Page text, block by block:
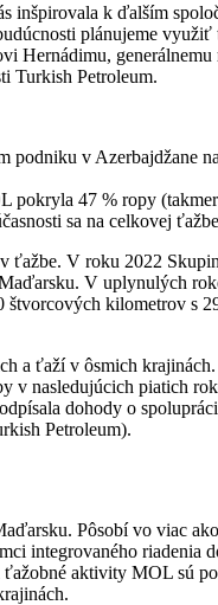
inšpirovala k ďalším
plánujeme
Hernádimu,
Turkish Petroleum.
v Azerbajdžane
47 % ropy
sa na celkovej
V roku 2022
V uplynulých
kilometrov s
a ťaží v ôsmich
nasledujúcich piatich
dohody o
Petroleum).
Pôsobí vo viac
integrovaného riadenia
aktivity MOL sú